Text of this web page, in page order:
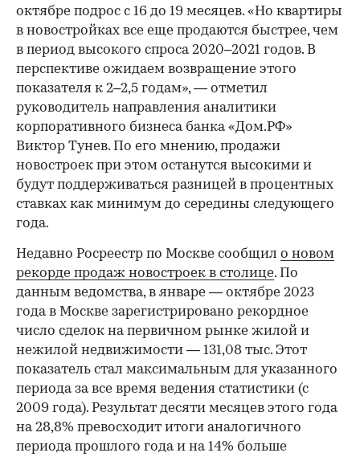
00:00 / 00:00
октябре подрос с 16 до 19 месяцев. «Но квартиры
в новостройках все еще продаются быстрее, чем
в период высокого спроса 2020–2021 годов. В
перспективе ожидаем возвращение этого
показателя к 2–2,5 годам», — отметил
руководитель направления аналитики
корпоративного бизнеса банка «Дом.РФ»
Виктор Тунев. По его мнению, продажи
новостроек при этом останутся высокими и
будут поддерживаться разницей в процентных
ставках как минимум до середины следующего
года.
Недавно Росреестр по Москве сообщил о новом
рекорде продаж новостроек в столице. По
данным ведомства, в январе — октябре 2023
года в Москве зарегистрировано рекордное
число сделок на первичном рынке жилой и
нежилой недвижимости — 131,08 тыс. Этот
показатель стал максимальным для указанного
периода за все время ведения статистики (с
2009 года). Результат десяти месяцев этого года
на 28,8% превосходит итоги аналогичного
периода прошлого года и на 14% больше